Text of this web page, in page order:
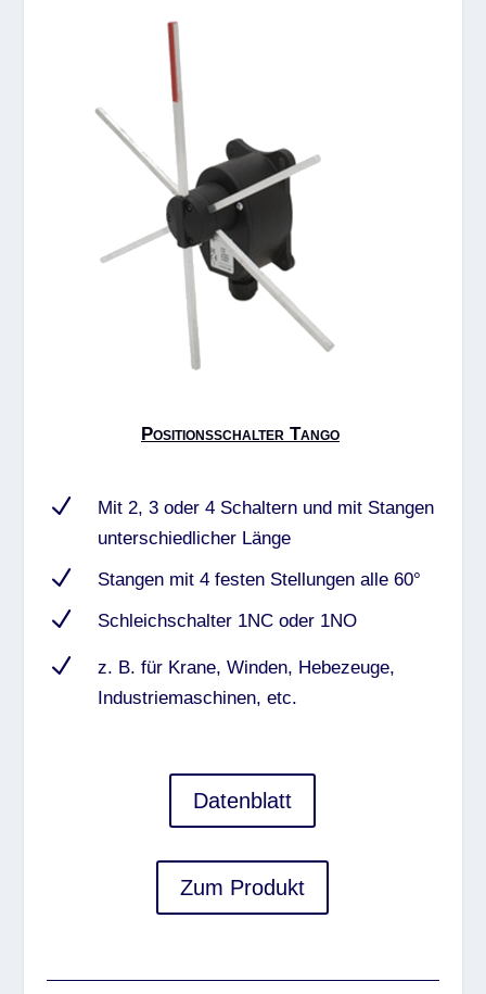
Positionsschalter Tango
N
Mit 2, 3 oder 4 Schaltern und mit Stangen
unterschiedlicher Länge
N Stangen mit 4 festen Stellungen alle 60°
N Schleichschalter 1NC oder 1NO
N
z. B. für Krane, Winden, Hebezeuge,
Industriemaschinen, etc.
Datenblatt
Zum Produkt